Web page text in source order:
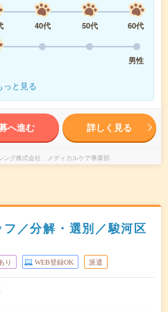
40代 50代
60代
男性
っと見る
へ進む 詳しく見る
ング株式会社 メディカルケア事業部
／分解・選別／駿河区
り WEB登録OK 派遣